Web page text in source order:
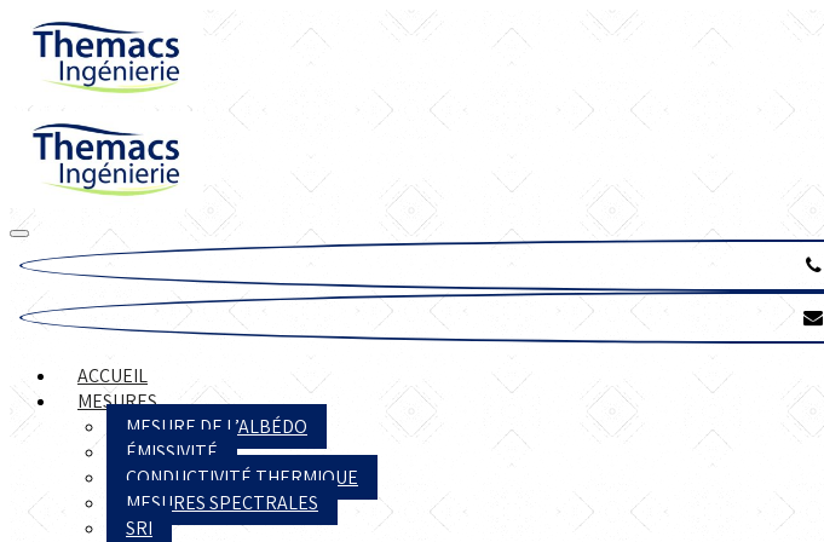
ACCUEIL
MESURES
MESURE DE L’ALBÉDO
ÉMISSIVITÉ
CONDUCTIVITÉ THERMIQUE
MESURES SPECTRALES
SRI